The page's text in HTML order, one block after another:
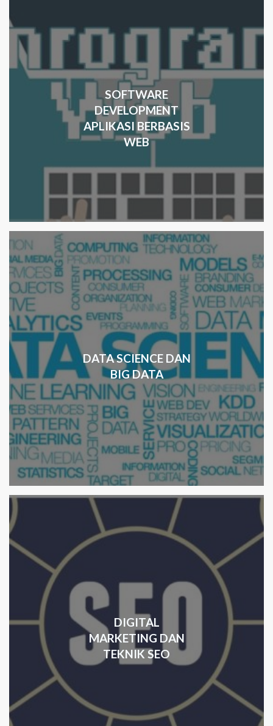
SOFTWARE
DEVELOPMENT
APLIKASI BERBASIS
WEB
DATA SCIENCE DAN
BIG DATA
DIGITAL
MARKETING DAN
TEKNIK SEO